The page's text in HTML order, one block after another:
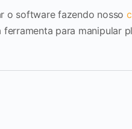
o software fazendo nosso
para manipular